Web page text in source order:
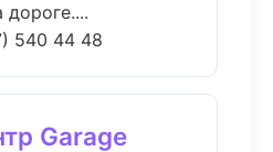
дороге....
540 44 48
Garage